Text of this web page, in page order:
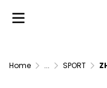
Home ... SPORT